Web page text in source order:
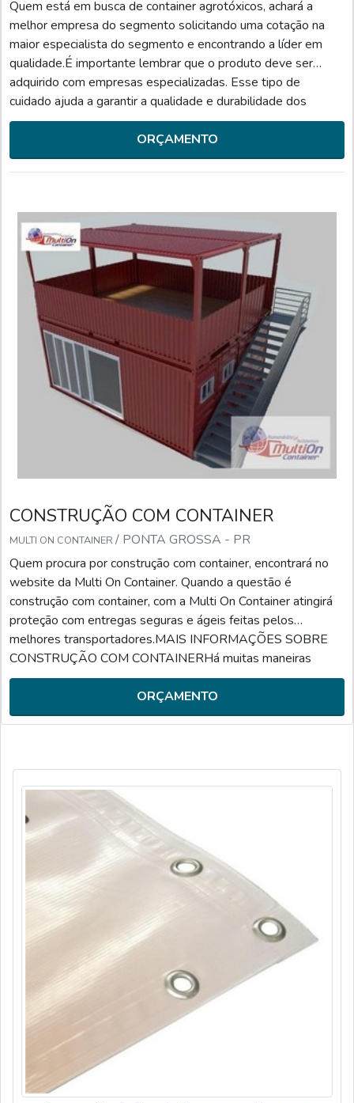
Quem está em busca de container agrotóxicos, achará a
melhor empresa do segmento solicitando uma cotação na
maior especialista do segmento e encontrando a líder em
qualidade.É importante lembrar que o produto deve ser
adquirido com empresas especializadas. Esse tipo de
cuidado ajuda a garantir a qualidade e durabilidade dos
materiais, além de evitar prejuízos com substituições
frequentes de peças defeituosas. Assim, é possível poupar
ga...
ORÇAMENTO
CONSTRUÇÃO COM CONTAINER
MULTI ON CONTAINER / PONTA GROSSA - PR
Quem procura por construção com container, encontrará no
website da Multi On Container. Quando a questão é
construção com container, com a Multi On Container atingirá
proteção com entregas seguras e ágeis feitas pelos
melhores transportadores.MAIS INFORMAÇÕES SOBRE
CONSTRUÇÃO COM CONTAINERHá muitas maneiras
eficientes de demonstrar competência e excelência em sua
área de atuação. A Multi On Container foca seus esforços em
proporcionar a...
ORÇAMENTO